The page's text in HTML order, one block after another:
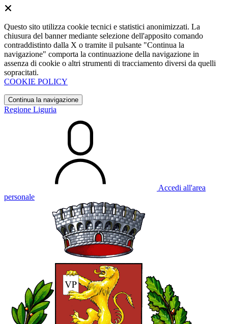
Questo sito utilizza cookie tecnici e statistici anonimizzati. La
chiusura del banner mediante selezione dell'apposito comando
contraddistinto dalla X o tramite il pulsante "Continua la
navigazione" comporta la continuazione della navigazione in
assenza di cookie o altri strumenti di tracciamento diversi da quelli
sopracitati.
COOKIE POLICY
Continua la navigazione
Regione Liguria
Accedi all'area
personale